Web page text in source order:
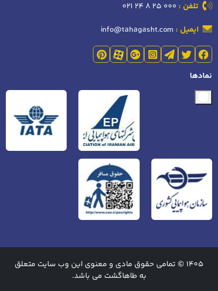
تلفن : 021 24 8 25 000
ایمیل : info@tahagasht.com
نمادها
1405 © تمامی حقوق مادی و معنوی این وب سایت متعلق
به طاهاگشت می باشد.